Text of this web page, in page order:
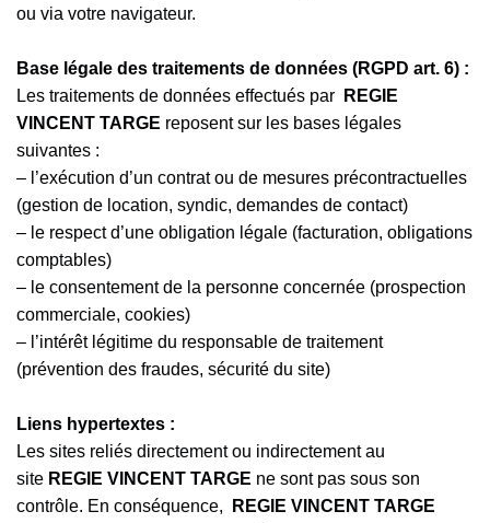
ou via votre navigateur.
Base légale des traitements de données (RGPD art. 6) :
Les traitements de données effectués par
REGIE
VINCENT TARGE reposent sur les bases légales
suivantes :
– l’exécution d’un contrat ou de mesures précontractuelles
(gestion de location, syndic, demandes de contact)
– le respect d’une obligation légale (facturation, obligations
comptables)
– le consentement de la personne concernée (prospection
commerciale, cookies)
– l’intérêt légitime du responsable de traitement
(prévention des fraudes, sécurité du site)
Liens hypertextes :
Les sites reliés directement ou indirectement au
site REGIE VINCENT TARGE ne sont pas sous son
contrôle. En conséquence,
REGIE VINCENT TARGE